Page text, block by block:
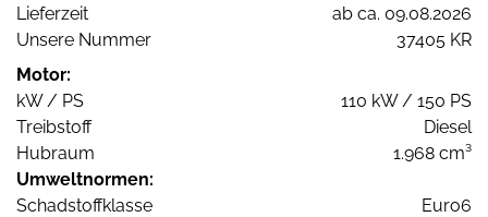
Lieferzeit
ab ca. 09.08.2026
Unsere Nummer
37405 KR
Motor:
kW / PS
110 kW / 150 PS
Treibstoff
Diesel
Hubraum
1.968 cm³
Umweltnormen:
Schadstoffklasse
Euro6